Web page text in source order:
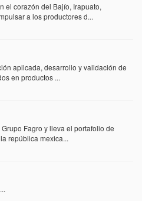
el corazón del Bajío, Irapuato,
a los productores d...
aplicada, desarrollo y validación de
en productos ...
Fagro y lleva el portafolio de
república mexica...